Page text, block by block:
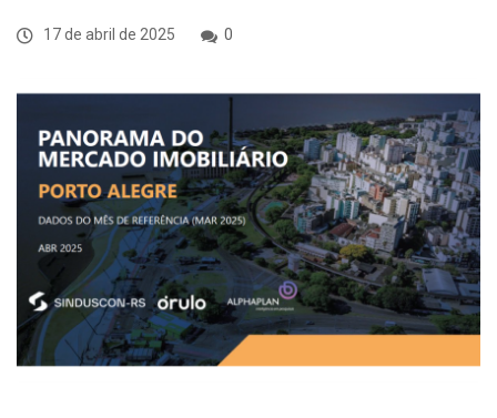
17 de abril de 2025 0